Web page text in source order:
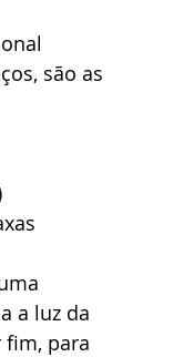
são as
a luz da
fim, para